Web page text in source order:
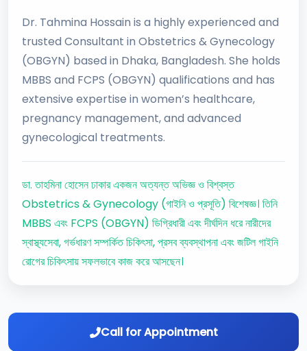
Dr. Tahmina Hossain is a highly experienced and
trusted Consultant in Obstetrics & Gynecology
(OBGYN) based in Dhaka, Bangladesh. She holds
MBBS and FCPS (OBGYN) qualifications and has
extensive expertise in women’s healthcare,
pregnancy management, and advanced
gynecological treatments.
ডা. তাহমিনা হোসেন ঢাকার একজন অত্যন্ত অভিজ্ঞ ও বিশ্বস্ত
Obstetrics & Gynecology (গাইনি ও প্রসূতি) বিশেষজ্ঞ। তিনি
MBBS এবং FCPS (OBGYN) ডিগ্রিধারী এবং দীর্ঘদিন ধরে নারীদের
স্বাস্থ্যসেবা, গর্ভধারণ সম্পর্কিত চিকিৎসা, প্রসব ব্যবস্থাপনা এবং জটিল গাইনি
রোগের চিকিৎসায় সফলভাবে কাজ করে আসছেন।
Call for Appointment